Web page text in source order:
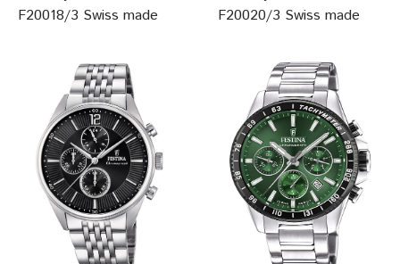
F20018/3 Swiss made
F20020/3 Swiss made